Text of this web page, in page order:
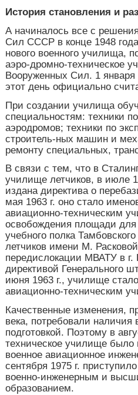
История становления и
А начиналось все с
Сил СССР в конце 1948
нового военного училища,
аэро-дромно-техническое
Вооруженных Сил. 1 января
этот день официально
При создании училища
специальностям: техники
аэродромов; техники по
строитель-ных машин и
ремонту специальных,
В связи с тем, что в
училище летчиков, в июле
издана директива о
мая 1963 г. оно стало
авиационно-техническим
освобождения площади
учебного полка
летчиков имени М.
передислокации МВАТУ в г.
директивой Генерального
июня 1963 г., училище
авиационно-техническим
Качественные изменения,
века, потребовали наличия
подготовкой. Поэтому в
техническое училище было
военное авиационное
сентября 1975 г.
военно-инженерным и
образованием.